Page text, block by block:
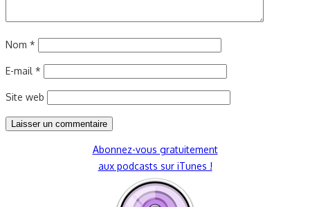
Nom *
E-mail *
Site web
Abonnez-vous gratuitement
aux podcasts sur iTunes !